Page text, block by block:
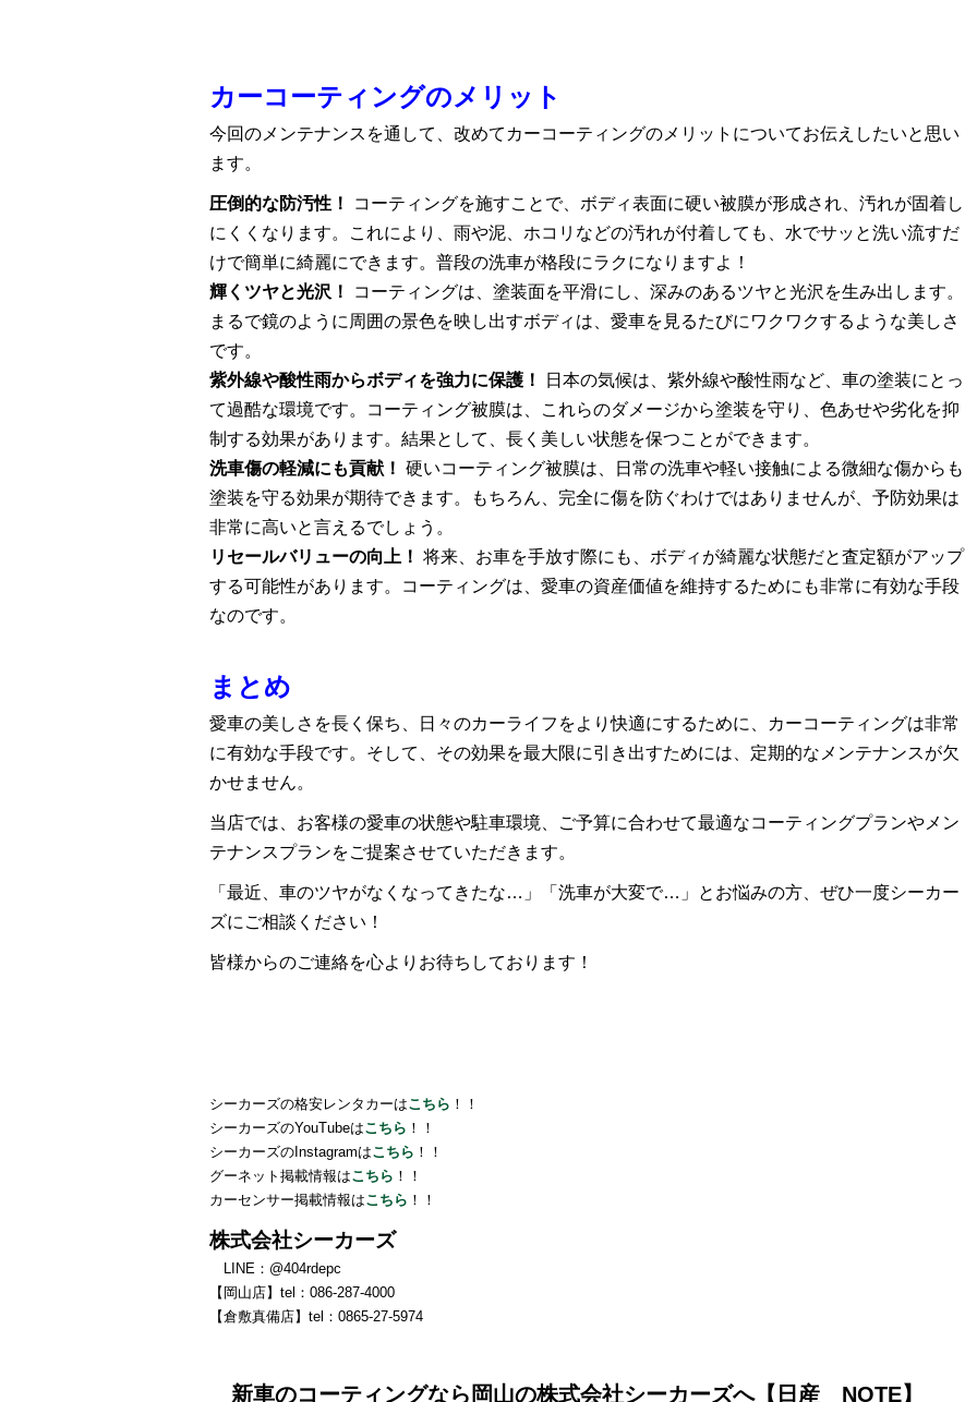
カーコーティングのメリット
今回のメンテナンスを通して、改めてカーコーティングのメリットについてお伝えしたいと思い
ます。
圧倒的な防汚性！
コーティングを施すことで、ボディ表面に硬い被膜が形成され、汚れが固着し
にくくなります。これにより、雨や泥、ホコリなどの汚れが付着しても、水でサッと洗い流すだ
けで簡単に綺麗にできます。普段の洗車が格段にラクになりますよ！
輝くツヤと光沢！
コーティングは、塗装面を平滑にし、深みのあるツヤと光沢を生み出します。
まるで鏡のように周囲の景色を映し出すボディは、愛車を見るたびにワクワクするような美しさ
です。
紫外線や酸性雨からボディを強力に保護！
日本の気候は、紫外線や酸性雨など、車の塗装にとっ
て過酷な環境です。コーティング被膜は、これらのダメージから塗装を守り、色あせや劣化を抑
制する効果があります。結果として、長く美しい状態を保つことができます。
洗車傷の軽減にも貢献！ 硬いコーティング被膜は、日常の洗車や軽い接触による微細な傷からも
塗装を守る効果が期待できます。もちろん、完全に傷を防ぐわけではありませんが、予防効果は
非常に高いと言えるでしょう。
リセールバリューの向上！ 将来、お車を手放す際にも、ボディが綺麗な状態だと査定額がアップ
する可能性があります。コーティングは、愛車の資産価値を維持するためにも非常に有効な手段
なのです。
まとめ
愛車の美しさを長く保ち、日々のカーライフをより快適にするために、カーコーティングは非常
に有効な手段です。そして、その効果を最大限に引き出すためには、定期的なメンテナンスが欠
かせません。
当店では、お客様の愛車の状態や駐車環境、ご予算に合わせて最適なコーティングプランやメン
テナンスプランをご提案させていただきます。
「最近、車のツヤがなくなってきたな…」「洗車が大変で…」とお悩みの方、ぜひ一度シーカー
ズにご相談ください！
皆様からのご連絡を心よりお待ちしております！
シーカーズの格安レンタカーはこちら ！！
シーカーズのYouTubeはこちら ！！
シーカーズのInstagramはこちら ！！
グーネット掲載情報はこちら ！！
カーセンサー掲載情報はこちら ！！
株式会社シーカーズ
LINE：@404rdepc
【岡山店】tel：086‐287‐4000
【倉敷真備店】tel：0865-27-5974
新車のコーティングなら岡山の株式会社シーカーズへ【日産 NOTE】